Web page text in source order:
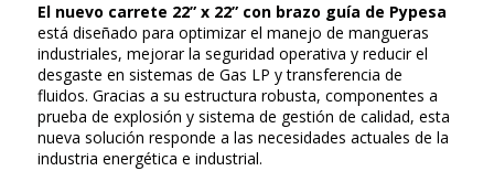
El nuevo carrete 22” x 22” con brazo guía de Pypesa
está diseñado para optimizar el manejo de mangueras
industriales, mejorar la seguridad operativa y reducir el
desgaste en sistemas de Gas LP y transferencia de
fluidos. Gracias a su estructura robusta, componentes a
prueba de explosión y sistema de gestión de calidad, esta
nueva solución responde a las necesidades actuales de la
industria energética e industrial.